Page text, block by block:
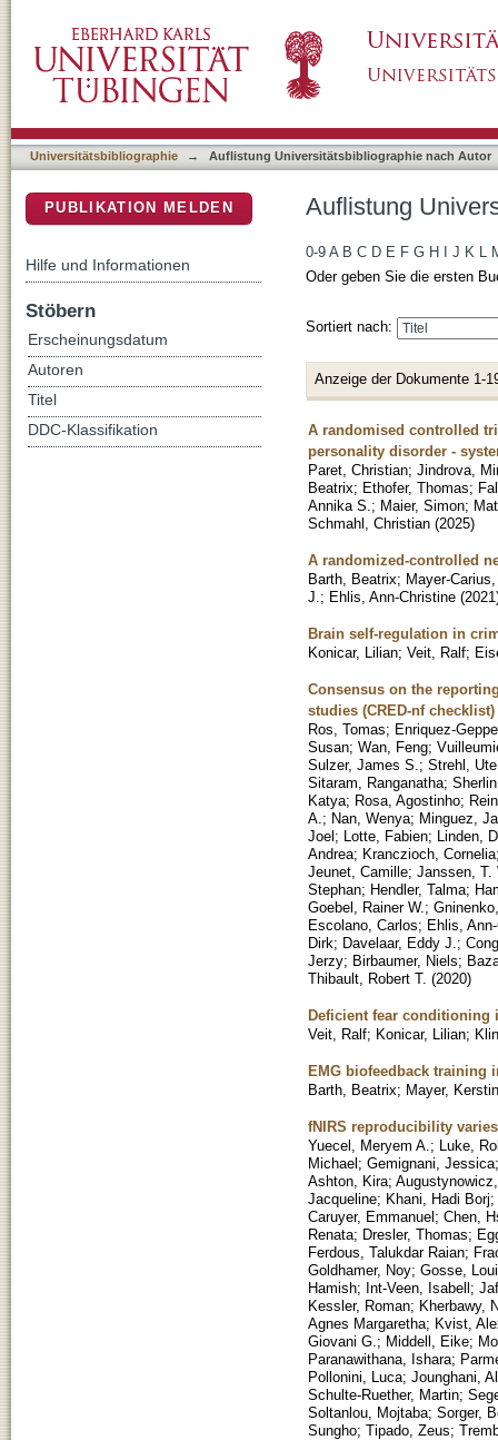
Universitätsbibliographie → Auflistung Universitätsbibliographie nach Autor
Auflistung
0-9 A B C D E F G H J K L
Oder geben Sie die ersten
Sortiert nach:
Anzeige der Dokumente 1-
A randomised controlled
personality disorder -
Paret, Christian; Jindrova,
Beatrix; Ethofer, Thomas;
Annika S. ; Maier, Simon;
Schmahl, Christian (2025)
A randomized-controlled
Barth, Beatrix; Mayer-
J. ; Ehlis, Ann-Christine (2021
Brain self-regulation in
Konicar, Lilian; Veit, Ralf;
Consensus on the
studies (CRED-nf checklist)
Ros, Tomas; Enriquez-
Susan; Wan, Feng;
Sulzer, James S. ; Strehl, Ute
Sitaram, Ranganatha;
Katya; Rosa, Agostinho;
A. ; Nan, Wenya; Minguez,
Joel; Lotte, Fabien; Linden,
Andrea; Kranczioch, Cornelia
Jeunet, Camille; Janssen, T.
Stephan; Hendler, Talma;
Goebel, Rainer W. ;
Escolano, Carlos; Ehlis,
Dirk; Davelaar, Eddy J. ;
Jerzy; Birbaumer, Niels;
Thibault, Robert T. (2020)
Deficient fear conditioning
Veit, Ralf; Konicar, Lilian;
EMG biofeedback training
Barth, Beatrix; Mayer, Kerstin
fNIRS reproducibility
Yuecel, Meryem A. ; Luke,
Michael; Gemignani, Jessica
Ashton, Kira;
Jacqueline; Khani, Hadi Borj;
Caruyer, Emmanuel; Chen,
Renata; Dresler, Thomas;
Ferdous, Talukdar Raian;
Goldhamer, Noy; Gosse,
Hamish; Int-Veen, Isabell;
Kessler, Roman; Kherbawy,
Agnes Margaretha; Kvist,
Giovani G. ; Middell, Eike;
Paranawithana, Ishara;
Pollonini, Luca; Jounghani,
Schulte-Ruether, Martin;
Soltanlou, Mojtaba; Sorger,
Sungho; Tipado, Zeus;
PUBLIKATION MELDEN
Hilfe und Informationen
Stöbern
Erscheinungsdatum
Autoren
Titel
DDC-Klassifikation